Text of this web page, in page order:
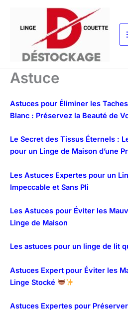
contenu
Astuce
Astuces pour Éliminer les
Blanc : Préservez la Beauté de
Le Secret des Tissus Éternels :
pour un Linge de Maison d’une
Les Astuces Expertes pour un
Impeccable et Sans Pli
Les Astuces pour Éviter les
Linge de Maison
Les astuces pour un linge de lit
Astuces Expert pour Éviter les
Linge Stocké
Astuces Expertes pour